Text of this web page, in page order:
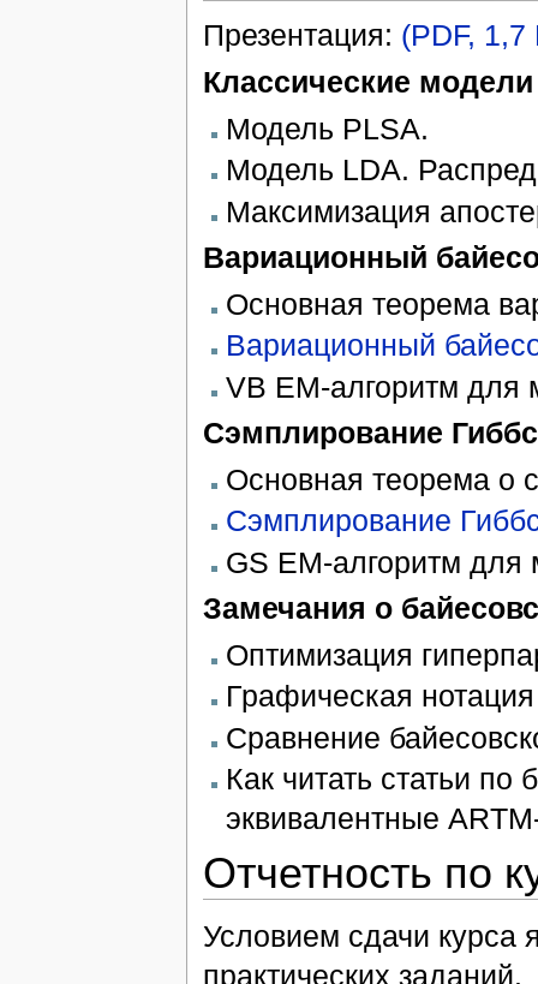
Презентация: (PDF,
Классические
Модель PLSA.
Модель LDA.
Максимизация
Вариационный
Основная теорема
Вариационный
VB ЕМ-алгоритм для
Сэмплирование
Основная теорема о
Сэмплирование
GS ЕМ-алгоритм для
Замечания о
Оптимизация
Графическая
Сравнение
Как читать статьи
эквивалентные
Отчетность по
Условием сдачи курса
практических заданий.